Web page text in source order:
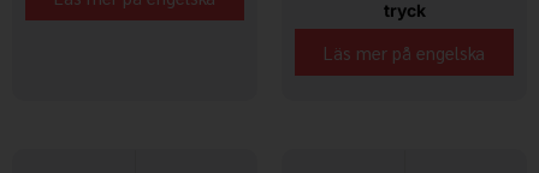
tryck
Läs mer på engelska